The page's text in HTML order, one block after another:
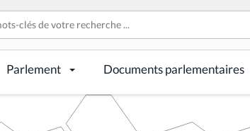
Parlement Documents parlementaires